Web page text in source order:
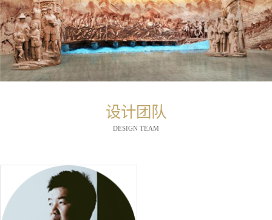
设计团队
DESIGN TEAM